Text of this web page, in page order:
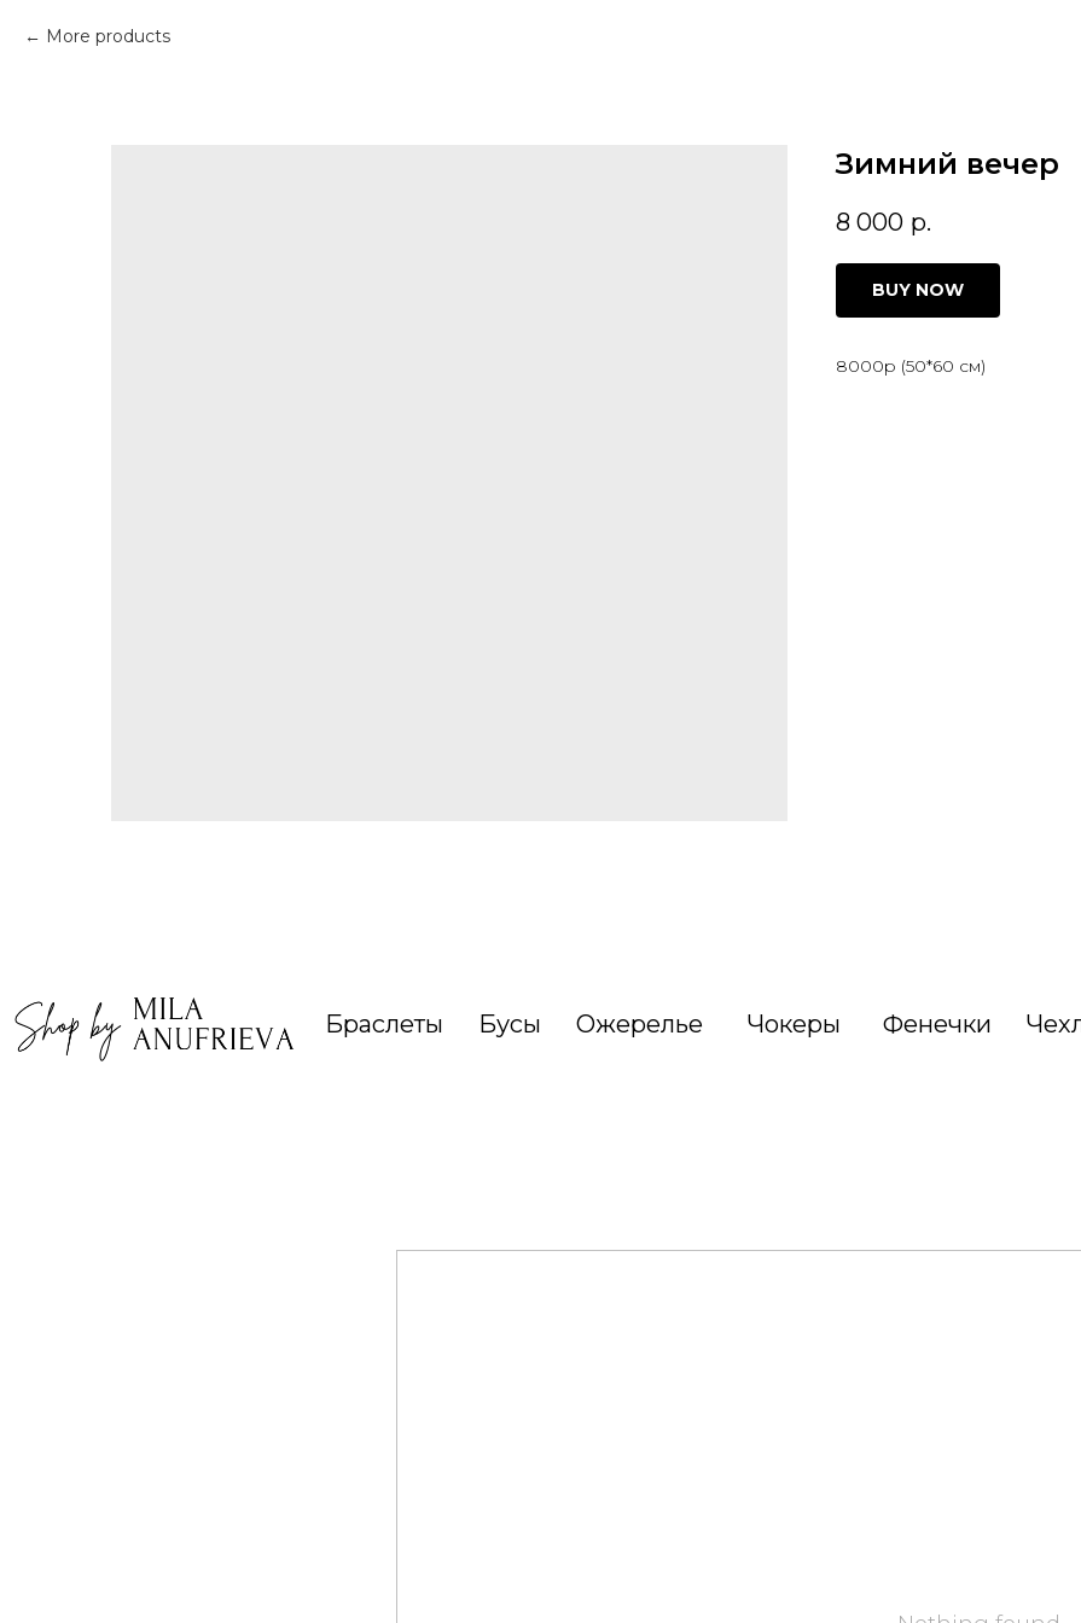
More products
Зимний вечер
8 000 р.
BUY NOW
8000р (50*60 см)
Браслеты Бусы Ожерелье Чокеры Фенечки